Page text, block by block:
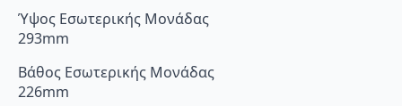
Ύψος Εσωτερικής Μονάδας
293mm
Βάθος Εσωτερικής Μονάδας
226mm